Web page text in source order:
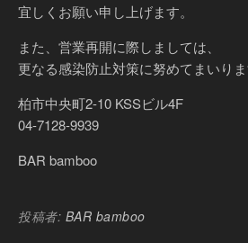
宜しくお願い申し上げます。
また、営業再開に際しましては、
更なる感染防止対策に努めてまいりま
柏市中央町2-10 KSSビル4F
04-7128-9939
BAR bamboo
投稿者: BAR bamboo